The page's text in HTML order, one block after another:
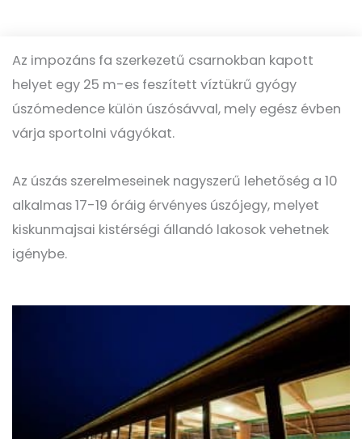
Az impozáns fa szerkezetű csarnokban kapott
helyet egy 25 m-es feszített víztükrű gyógy
úszómedence külön úszósávval, mely egész évben
várja sportolni vágyókat.
Az úszás szerelmeseinek nagyszerű lehetőség a 10
alkalmas 17-19 óráig érvényes úszójegy, melyet
kiskunmajsai kistérségi állandó lakosok vehetnek
igénybe.